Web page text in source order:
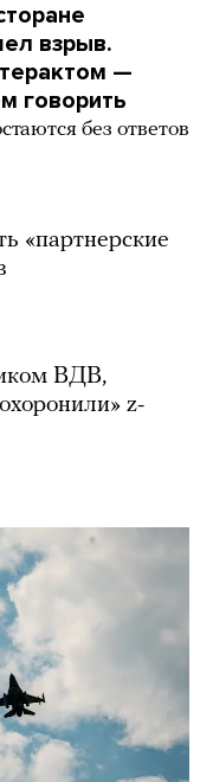
взрыв.
—
говорить
без ответов
«партнерские
ВДВ,
z-